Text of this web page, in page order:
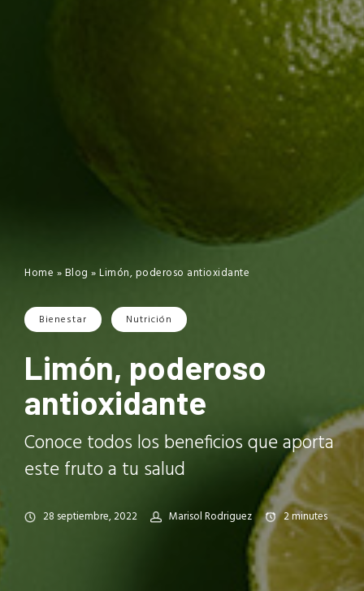
Home »Blog »Limón, poderoso antioxidante
Bienestar Nutrición
Limón, poderoso
antioxidante
Conoce todos los beneficios que aporta
este fruto a tu salud
28 septiembre, 2022 Marisol Rodriguez 2minutes